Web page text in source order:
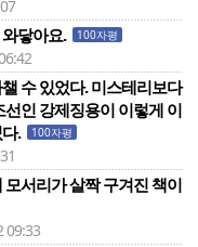
닿아요. 100자평
수 있었다. 미스테리보다
인 강제징용이 이렇게 이
.
100자평
서리가 살짝 구겨진 책이
09:33